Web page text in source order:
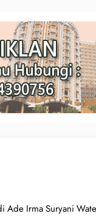
Ade Irma Suryani